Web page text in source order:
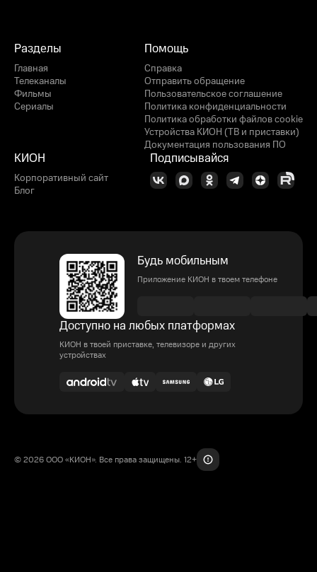
Разделы
Главная
Телеканалы
Фильмы
Сериалы
Помощь
Справка
Отправить обращение
Пользовательское соглашение
Политика конфиденциальности
Политика обработки файлов cookie
Устройства КИОН (ТВ и приставки)
Документация пользования ПО
КИОН
Корпоративный сайт
Блог
Подписывайся
Будь мобильным
Приложение КИОН в твоем телефоне
Доступно на любых платформах
КИОН в твоей приставке, телевизоре и других
устройствах
© 2026 ООО «КИОН». Все права защищены. 12+